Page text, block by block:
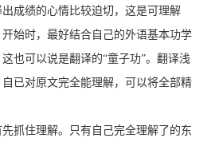
成绩的心情比较迫切，这是可理解
始时，最好结合自己的外语基本功学
也可以说是翻译的“童子功”。翻译浅
已对原文完全能理解，可以将全部精
抓住理解。只有自己完全理解了的东